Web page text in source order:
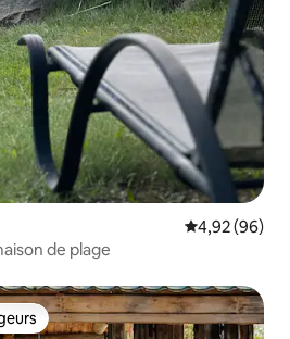
Note
4,92 (96)
de plage
parmi les plus aimés